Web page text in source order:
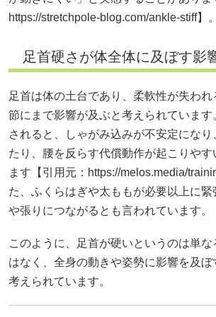
https://stretchpole-blog.com/ankle-stiff】。
足首硬さが体全体に及ぼす影
足首は体の土台であり、柔軟性が失われ
節にまで影響が及ぶと考えられています
されると、しゃがみ込みが不安定になり
たり、腰を反らす代償動作が起こりや
ます【引用元： https://melos.media/
た、ふくらはぎや太ももが必要以上に
や張りにつながるとも言われています。
このように、足首が硬いというのは単
はなく、全身の動きや姿勢に影響を及ぼ
考えられています。